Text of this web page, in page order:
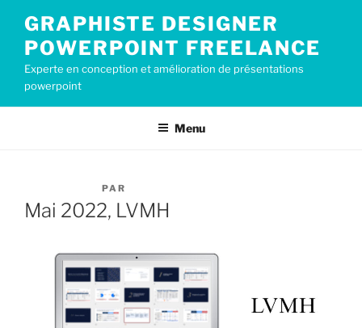
contenu
principal
GRAPHISTE DESIGNER
POWERPOINT FREELANCE
Experte en conception et amélioration de présentations
powerpoint
Menu
LE
PAR
Mai 2022, LVMH